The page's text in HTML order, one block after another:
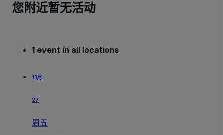
您附近暂无活动
1 event in all locations
11月
27
周五